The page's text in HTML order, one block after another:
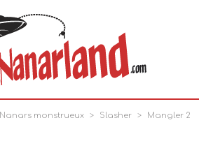
Nanars monstrueux Slasher Mangler 2